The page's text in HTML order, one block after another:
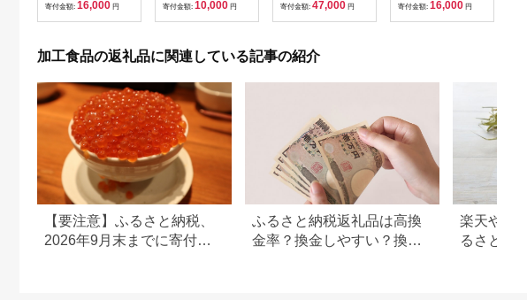
簡単 大容量 湯煎 湯せ
洋食 湯煎 個別包装 小
寄付金額: 16,000 円
プ ジンジャー しょう
寄付金額: 10,000 円 寄付金額: 47,000 円 寄付金額: 16,000 円
加工食品の返礼品に関連している記事の紹介
【要注意】ふるさと納税、
2026年9月末までに寄付し
ふるさと納税返礼品は高換
金率？換金しやすい？換金
楽天やふ
るさと納